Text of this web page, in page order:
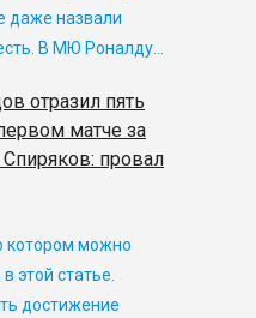
даже назвали
В МЮ Роналду…
отразил пять
матче за
провал
котором можно
этой статье.
достижение